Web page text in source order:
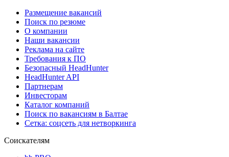
Размещение вакансий
Поиск по резюме
О компании
Наши вакансии
Реклама на сайте
Требования к ПО
Безопасный HeadHunter
HeadHunter API
Партнерам
Инвесторам
Каталог компаний
Поиск по вакансиям в Балтае
Сетка: соцсеть для нетворкинга
Соискателям